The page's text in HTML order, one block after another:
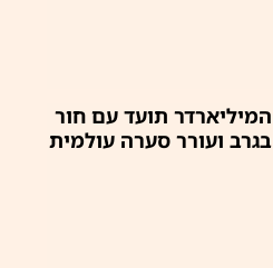
המיליארדר תועד עם חור
בגרב ועורר סערה עולמית